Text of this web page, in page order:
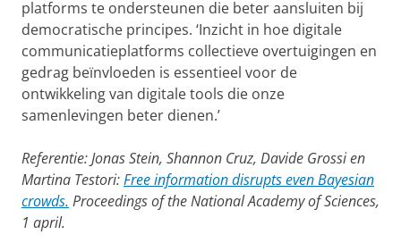
platforms te ondersteunen die beter aansluiten bij
democratische principes. ‘Inzicht in hoe digitale
communicatieplatforms collectieve overtuigingen en
gedrag beïnvloeden is essentieel voor de
ontwikkeling van digitale tools die onze
samenlevingen beter dienen.’
Referentie: Jonas Stein, Shannon Cruz, Davide Grossi en
Martina Testori:Free information disrupts even Bayesian
crowds. Proceedings of the National Academy of Sciences,
1 april.